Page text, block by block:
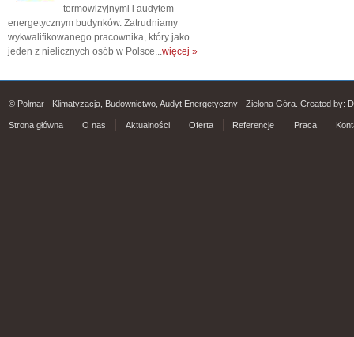
termowizyjnymi i audytem
energetycznym budynków. Zatrudniamy
wykwalifikowanego pracownika, który jako
jeden z nielicznych osób w Polsce...więcej »
© Polmar - Klimatyzacja, Budownictwo, Audyt Energetyczny - Zielona Góra. Created by:
Strona główna O nas Aktualności Oferta Referencje Praca